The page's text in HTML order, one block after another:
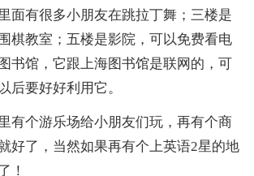
面有很多小朋友在跳拉丁舞；三楼是
棋教室；五楼是影院，可以免费看电
书馆，它跟上海图书馆是联网的，可
后要好好利用它。
个游乐场给小朋友们玩，再有个商
好了，当然如果再有个上英语2星的地
！